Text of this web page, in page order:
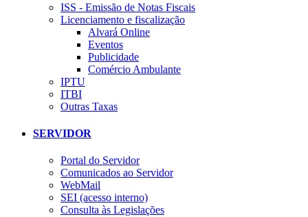
ISS - Emissão de Notas Fiscais
Licenciamento e fiscalização
Alvará Online
Eventos
Publicidade
Comércio Ambulante
IPTU
ITBI
Outras Taxas
SERVIDOR
Portal do Servidor
Comunicados ao Servidor
WebMail
SEI (acesso interno)
Consulta às Legislações